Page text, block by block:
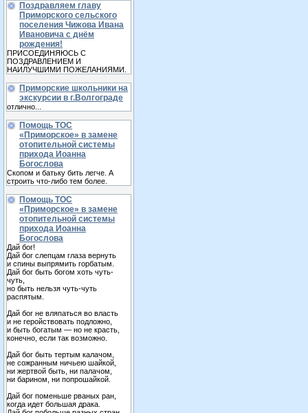
Поздравляем главу
Приморского сельского
поселения Чижова Ивана
Ивановича с днём
рождения!
ПРИСОЕДИНЯЮСЬ С
ПОЗДРАВЛЕНИЕМ И
НАИЛУЧШИМИ ПОЖЕЛАНИЯМИ.
Приморские школьники на
экскурсии в г.Волгограде
отлично...
Помощь ТОС
«Приморское» в замене
отопительной системы
прихода Иоанна
Богослова
Скопом и батьку бить легче. А
строить что-либо тем более.
Помощь ТОС
«Приморское» в замене
отопительной системы
прихода Иоанна
Богослова
Дай бог!
Дай бог слепцам глаза вернуть
и спины выпрямить горбатым.
Дай бог быть богом хоть чуть-
чуть,
но быть нельзя чуть-чуть
распятым.
Дай бог не вляпаться во власть
и не геройствовать подложно,
и быть богатым — но не красть,
конечно, если так возможно.
Дай бог быть тертым калачом,
не сожранным ничьею шайкой,
ни жертвой быть, ни палачом,
ни барином, ни попрошайкой.
Дай бог поменьше рваных ран,
когда идет большая драка.